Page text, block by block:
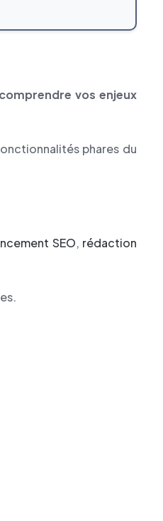
comprendre vos enjeux
phares du
SEO, rédaction